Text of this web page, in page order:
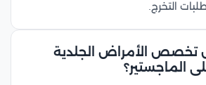
التخرج.
تخصص الأمراض الجلدية
الماجستير؟